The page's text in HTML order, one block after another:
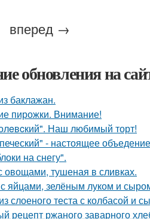
вперед →
обновления на
баклажан.
пирожки. Внимание!
Наш любимый торт!
- настоящее
на снегу".
овощами, тушеная в сливках.
яйцами, зелёным луком и
слоеного теста с колбасой и
рецепт ржаного заварного